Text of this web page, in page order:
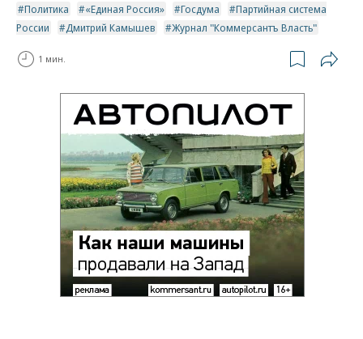
Политика
«Единая Россия» Госдума
Партийная система
России
Дмитрий Камышев Журнал "Коммерсантъ Власть"
1 мин.